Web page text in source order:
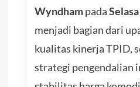
Wyndhampada
menjadi bagian dari
kualitas kinerja TPID,
strategi pengendalian